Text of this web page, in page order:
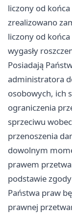
liczony od
zrealizowano
liczony od
wygasły
Posiadają
administratora
osobowych, ich
ograniczenia
sprzeciwu
przenoszenia
dowolnym
prawem
podstawie
Państwa praw
prawnej